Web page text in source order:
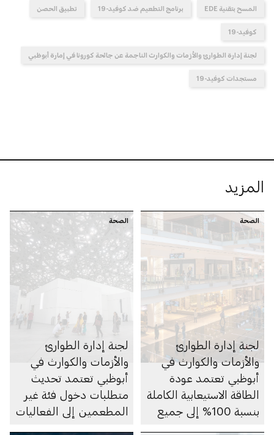
المسح بتقنية EDE برنامج التطعيم ضد كوفيد-19 تطبيق الحصن
كوفيد-19
لجنة إدارة الطوارئ والأزمات والكوارث الناجمة عن جائحة كورونا في إمارة أبوظبي
مستجدات كوفيد-19
المزيد
الصحة
لجنة إدارة الطوارئ
والأزمات والكوارث في
أبوظبي تعتمد عودة
الطاقة الاستيعابية الكاملة
بنسبة 100% إلى جميع
الصحة
لجنة إدارة الطوارئ
والأزمات والكوارث في
أبوظبي تعتمد تحديث
متطلبات دخول فئة غير
المطعمين إلى الفعاليات